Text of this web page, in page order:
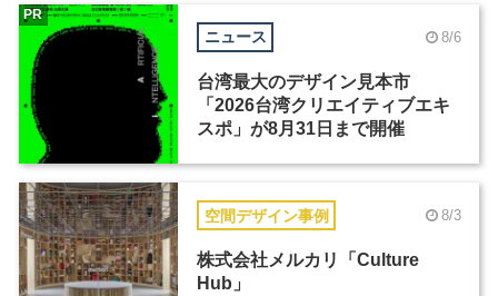
ニュース 8/6
台湾最大のデザイン見本市
「2026台湾クリエイティブエキ
スポ」が8月31日まで開催
PR
空間デザイン事例 8/3
株式会社メルカリ「Culture
Hub」